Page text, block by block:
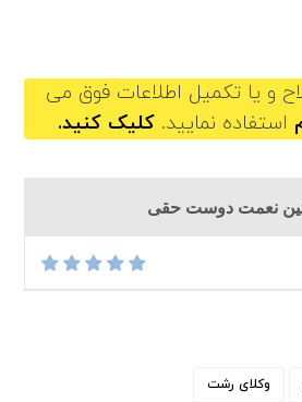
و یا تکمیل اطلاعات فوق می
استفاده نمایید. کلیک کنید.
نعمت دوست حقی
وکلای رشت